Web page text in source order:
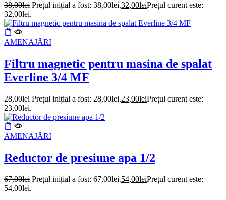
38,00lei Prețul inițial a fost: 38,00lei.32,00leiPrețul curent este:
32,00lei.
AMENAJĂRI
Filtru magnetic pentru masina de spalat
Everline 3/4 MF
28,00lei Prețul inițial a fost: 28,00lei.23,00leiPrețul curent este:
23,00lei.
AMENAJĂRI
Reductor de presiune apa 1/2
67,00lei Prețul inițial a fost: 67,00lei.54,00leiPrețul curent este:
54,00lei.